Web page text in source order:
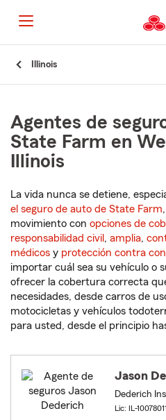
al
Illinois
Agentes de
State Farm en
Illinois
La vida nunca se detiene,
el seguro de auto de State Farm
movimiento con opciones de
responsabilidad civil , amplia,
médicos y protección contra
importar cuál sea su vehículo o
ofrecer la cobertura correcta
necesidades, desde carros de
motocicletas y vehículos
para usted, desde el principio
Jason
Dederich
Lic: IL-